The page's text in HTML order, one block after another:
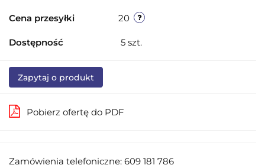
Cena przesyłki 20
Dostępność 5 szt.
Zapytaj o produkt
Pobierz ofertę do PDF
Zamówienia telefoniczne: 609 181 786